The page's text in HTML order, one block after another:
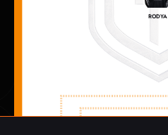
RODYA